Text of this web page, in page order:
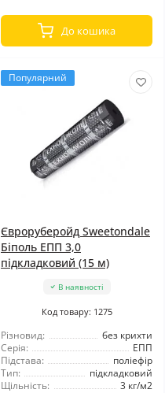
До кошика
Популярний
Євроруберойд Sweetondale
Біполь ЕПП 3,0
підкладковий (15 м)
В наявності
Код товару: 1275
Різновид:
без крихти
Серія:
ЕПП
Підстава:
поліефір
Тип:
підкладковий
Щільність:
3 кг/м2